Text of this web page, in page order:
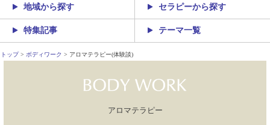
地域から探す セラピーから探す
特集記事 テーマ一覧
トップ ボディワーク アロマテラピー(体験談)
アロマテラピー